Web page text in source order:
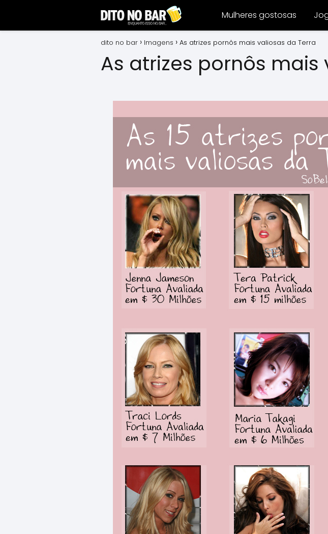
Mulheres gostosas
dito no bar Imagens As atrizes pornôs mais valiosas da Terra
As atrizes pornôs mais